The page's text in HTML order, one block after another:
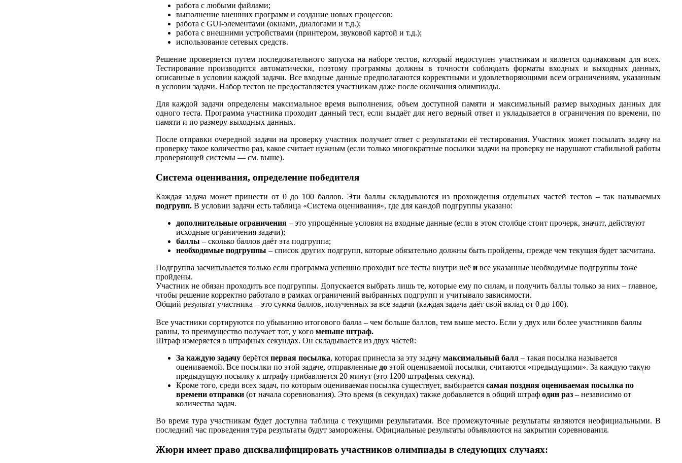
работа с любыми файлами;
выполнение внешних программ и создание новых процессов;
работа с GUI-элементами (окнами, диалогами и т.д.);
работа с внешними устройствами (принтером, звуковой картой и т.д.);
использование сетевых средств.
Решение проверяется путем последовательного запуска на наборе тестов, который недоступен участникам и является одинаковым для всех.
Тестирование производится автоматически, поэтому программы должны в точности соблюдать форматы входных и выходных данных,
описанные в условии каждой задачи. Все входные данные предполагаются корректными и удовлетворяющими всем ограничениям, указанным
в условии задачи. Набор тестов не предоставляется участникам даже после окончания олимпиады.
Для каждой задачи определены максимальное время выполнения, объем доступной памяти и максимальный размер выходных данных для
одного теста. Программа участника проходит данный тест, если выдаёт для него верный ответ и укладывается в ограничения по времени, по
памяти и по размеру выходных данных.
После отправки очередной задачи на проверку участник получает ответ с результатами её тестирования. Участник может посылать задачу на
проверку такое количество раз, какое считает нужным (если только многократные посылки задачи на проверку не нарушают стабильной работы
проверяющей системы — см. выше).
Система оценивания, определение победителя
Каждая задача может принести от 0 до 100 баллов. Эти баллы складываются из прохождения отдельных частей тестов – так называемых
подгрупп.В условии задачи есть таблица «Система оценивания», где для каждой подгруппы указано:
дополнительные ограничения– это упрощённые условия на входные данные (если в этом столбце стоит прочерк, значит, действуют
исходные ограничения задачи);
баллы – сколько баллов даёт эта подгруппа;
необходимые подгруппы – список других подгрупп, которые обязательно должны быть пройдены, прежде чем текущая будет засчитана.
Подгруппа засчитывается только если программа успешно проходит все тесты внутри неё ивсе указанные необходимые подгруппы тоже
пройдены.
Участник не обязан проходить все подгруппы. Допускается выбрать лишь те, которые ему по силам, и получить баллы только за них – главное,
чтобы решение корректно работало в рамках ограничений выбранных подгрупп и учитывало зависимости.
Общий результат участника – это сумма баллов, полученных за все задачи (каждая задача даёт свой вклад от 0 до 100).
Все участники сортируются по убыванию итогового балла – чем больше баллов, тем выше место. Если у двух или более участников баллы
равны, то преимущество получает тот, у кого меньше штраф.
Штраф измеряется в штрафных секундах. Он складывается из двух частей:
За каждую задачуберётся первая посылка, которая принесла за эту задачу максимальный балл– такая посылка называется
оцениваемой. Все посылки по этой задаче, отправленные доэтой оцениваемой посылки, считаются «предыдущими». За каждую такую
предыдущую посылку к штрафу прибавляется 20 минут (это 1200 штрафных секунд).
Кроме того, среди всех задач, по которым оцениваемая посылка существует, выбирается самая поздняя оцениваемая посылка по
времени отправки(от начала соревнования). Это время (в секундах) также добавляется в общий штраф один раз– независимо от
количества задач.
Во время тура участникам будет доступна таблица с текущими результатами. Все промежуточные результаты являются неофициальными. В
последний час проведения тура результаты будут заморожены. Официальные результаты объявляются на закрытии соревнования.
Жюри имеет право дисквалифицировать участников олимпиады в следующих случаях: